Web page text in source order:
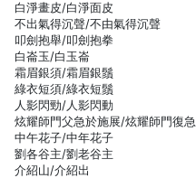
白淨畫皮/白淨面皮
不出氣得沉聲/不由氣得沉聲
叩劍抱舉/叩劍抱拳
白崙玉/白玉崙
霜眉銀須/霜眉銀鬚
綠衣短須/綠衣短鬚
人影閃勁/人影閃動
炫耀師門父急於施展/炫耀師門復
中午花子/中年花子
劉各谷主/劉老谷主
介紹山/介紹出